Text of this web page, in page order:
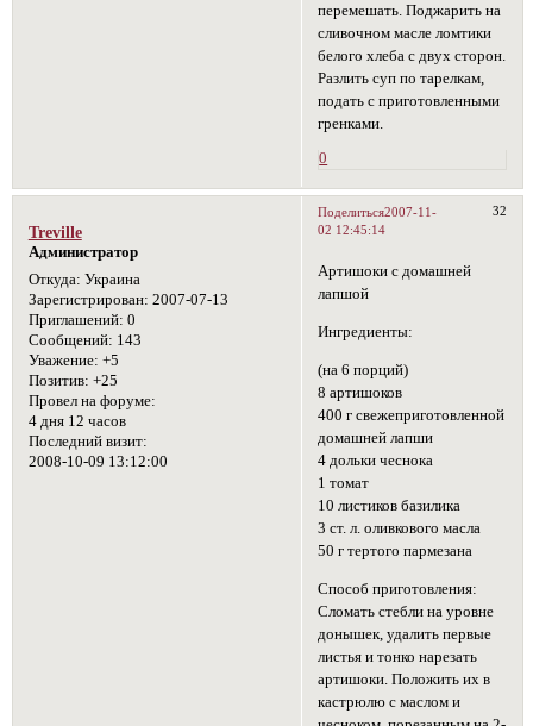
перемешать. Поджарить на
сливочном масле ломтики
белого хлеба с двух сторон.
Разлить суп по тарелкам,
подать с приготовленными
гренками.
0
Поделиться 32
2007-11-
02 12:45:14
Treville
Администратор
Откуда: Украина
Зарегистрирован: 2007-07-13
Приглашений: 0
Сообщений: 143
Уважение: +5
Позитив: +25
Провел на форуме:
4 дня 12 часов
Последний визит:
2008-10-09 13:12:00
Артишоки с домашней
лапшой
Ингредиенты:
(на 6 порций)
8 артишоков
400 г свежеприготовленной
домашней лапши
4 дольки чеснока
1 томат
10 листиков базилика
3 ст. л. оливкового масла
50 г тертого пармезана
Способ приготовления:
Сломать стебли на уровне
донышек, удалить первые
листья и тонко нарезать
артишоки. Положить их в
кастрюлю с маслом и